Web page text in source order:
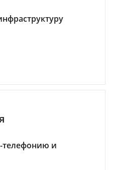
телефонию и